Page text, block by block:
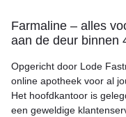
Farmaline – alles
aan de deur binnen
Opgericht door Lode
online apotheek voor al
Het hoofdkantoor is
een geweldige